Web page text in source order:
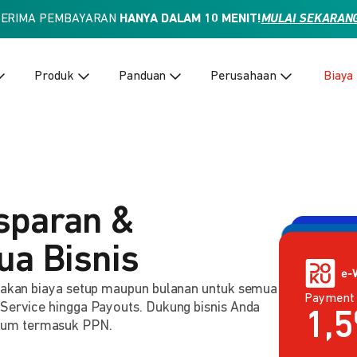
PEMBAYARAN HANYA DALAM 10 MENIT!MULAI
Produk Panduan Perusahaan Biaya
&
Bisnis
biaya setup maupun bulanan untuk semua
hingga Payouts. Dukung bisnis Anda
termasuk PPN.
Payment